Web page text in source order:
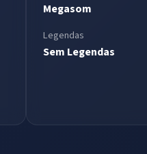
Megasom
Legendas
Sem Legendas